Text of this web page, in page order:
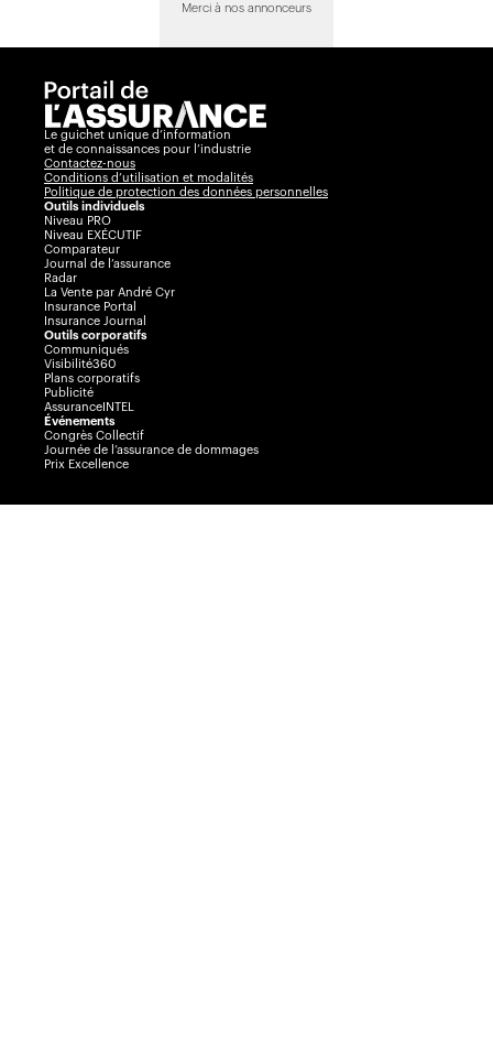
Merci à nos annonceurs
Le guichet unique d’information
et de connaissances pour l’industrie
Contactez-nous
Conditions d’utilisation et modalités
Politique de protection des données personnelles
Outils individuels
Niveau PRO
Niveau EXÉCUTIF
Comparateur
Journal de l’assurance
Radar
La Vente par André Cyr
Insurance Portal
Insurance Journal
Outils corporatifs
Communiqués
Visibilité360
Plans corporatifs
Publicité
AssuranceINTEL
Événements
Congrès Collectif
Journée de l’assurance de dommages
Prix Excellence